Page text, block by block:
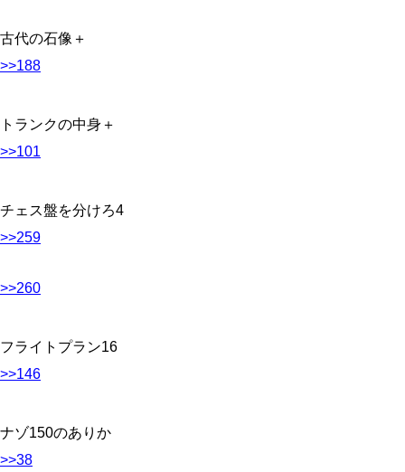
古代の石像＋
>>188
トランクの中身＋
>>101
チェス盤を分けろ4
>>259
>>260
フライトプラン16
>>146
ナゾ150のありか
>>38